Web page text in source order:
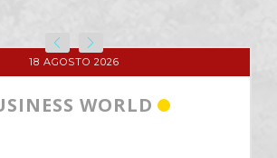
18 AGOSTO 2026
WORLD